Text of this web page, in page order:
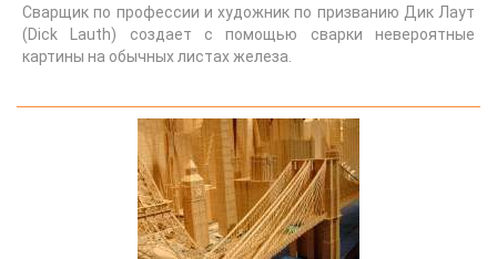
Сварщик по профессии и художник по призванию Дик Лаут
(Dick Lauth) создает с помощью сварки невероятные
картины на обычных листах железа.